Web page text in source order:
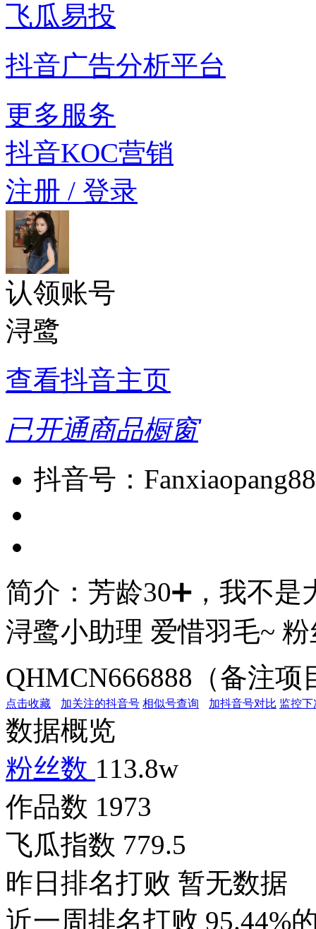
飞瓜易投
抖音广告分析平台
更多服务
抖音KOC营销
注册 / 登录
认领账号
浔鹭
查看抖音主页
已开通商品橱窗
抖音号：
简介： 芳龄30➕，我不
浔鹭小助理 爱惜羽毛~
QHMCN666888（备注
点击收藏 加关注的抖音号 相似号查询 加抖音号对比 监控
数据概览
粉丝数 113.8w
作品数 1973
飞瓜指数 779.5
昨日排名打败 暂无数据
近一周排名打败 95.44%